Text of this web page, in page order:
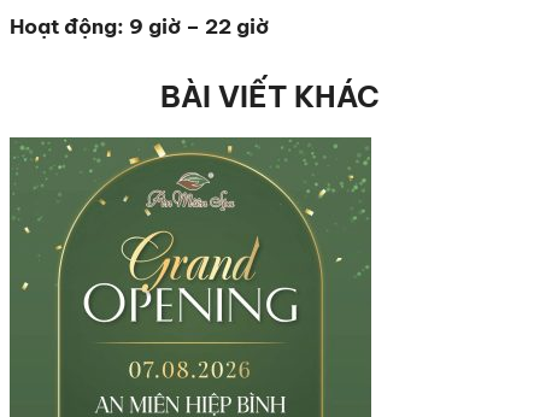
Hoạt động: 9 giờ – 22 giờ
BÀI VIẾT KHÁC